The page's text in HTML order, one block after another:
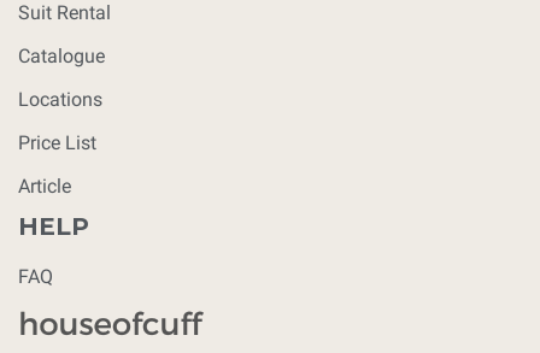
Suit Rental
Catalogue
Locations
Price List
Article
HELP
FAQ